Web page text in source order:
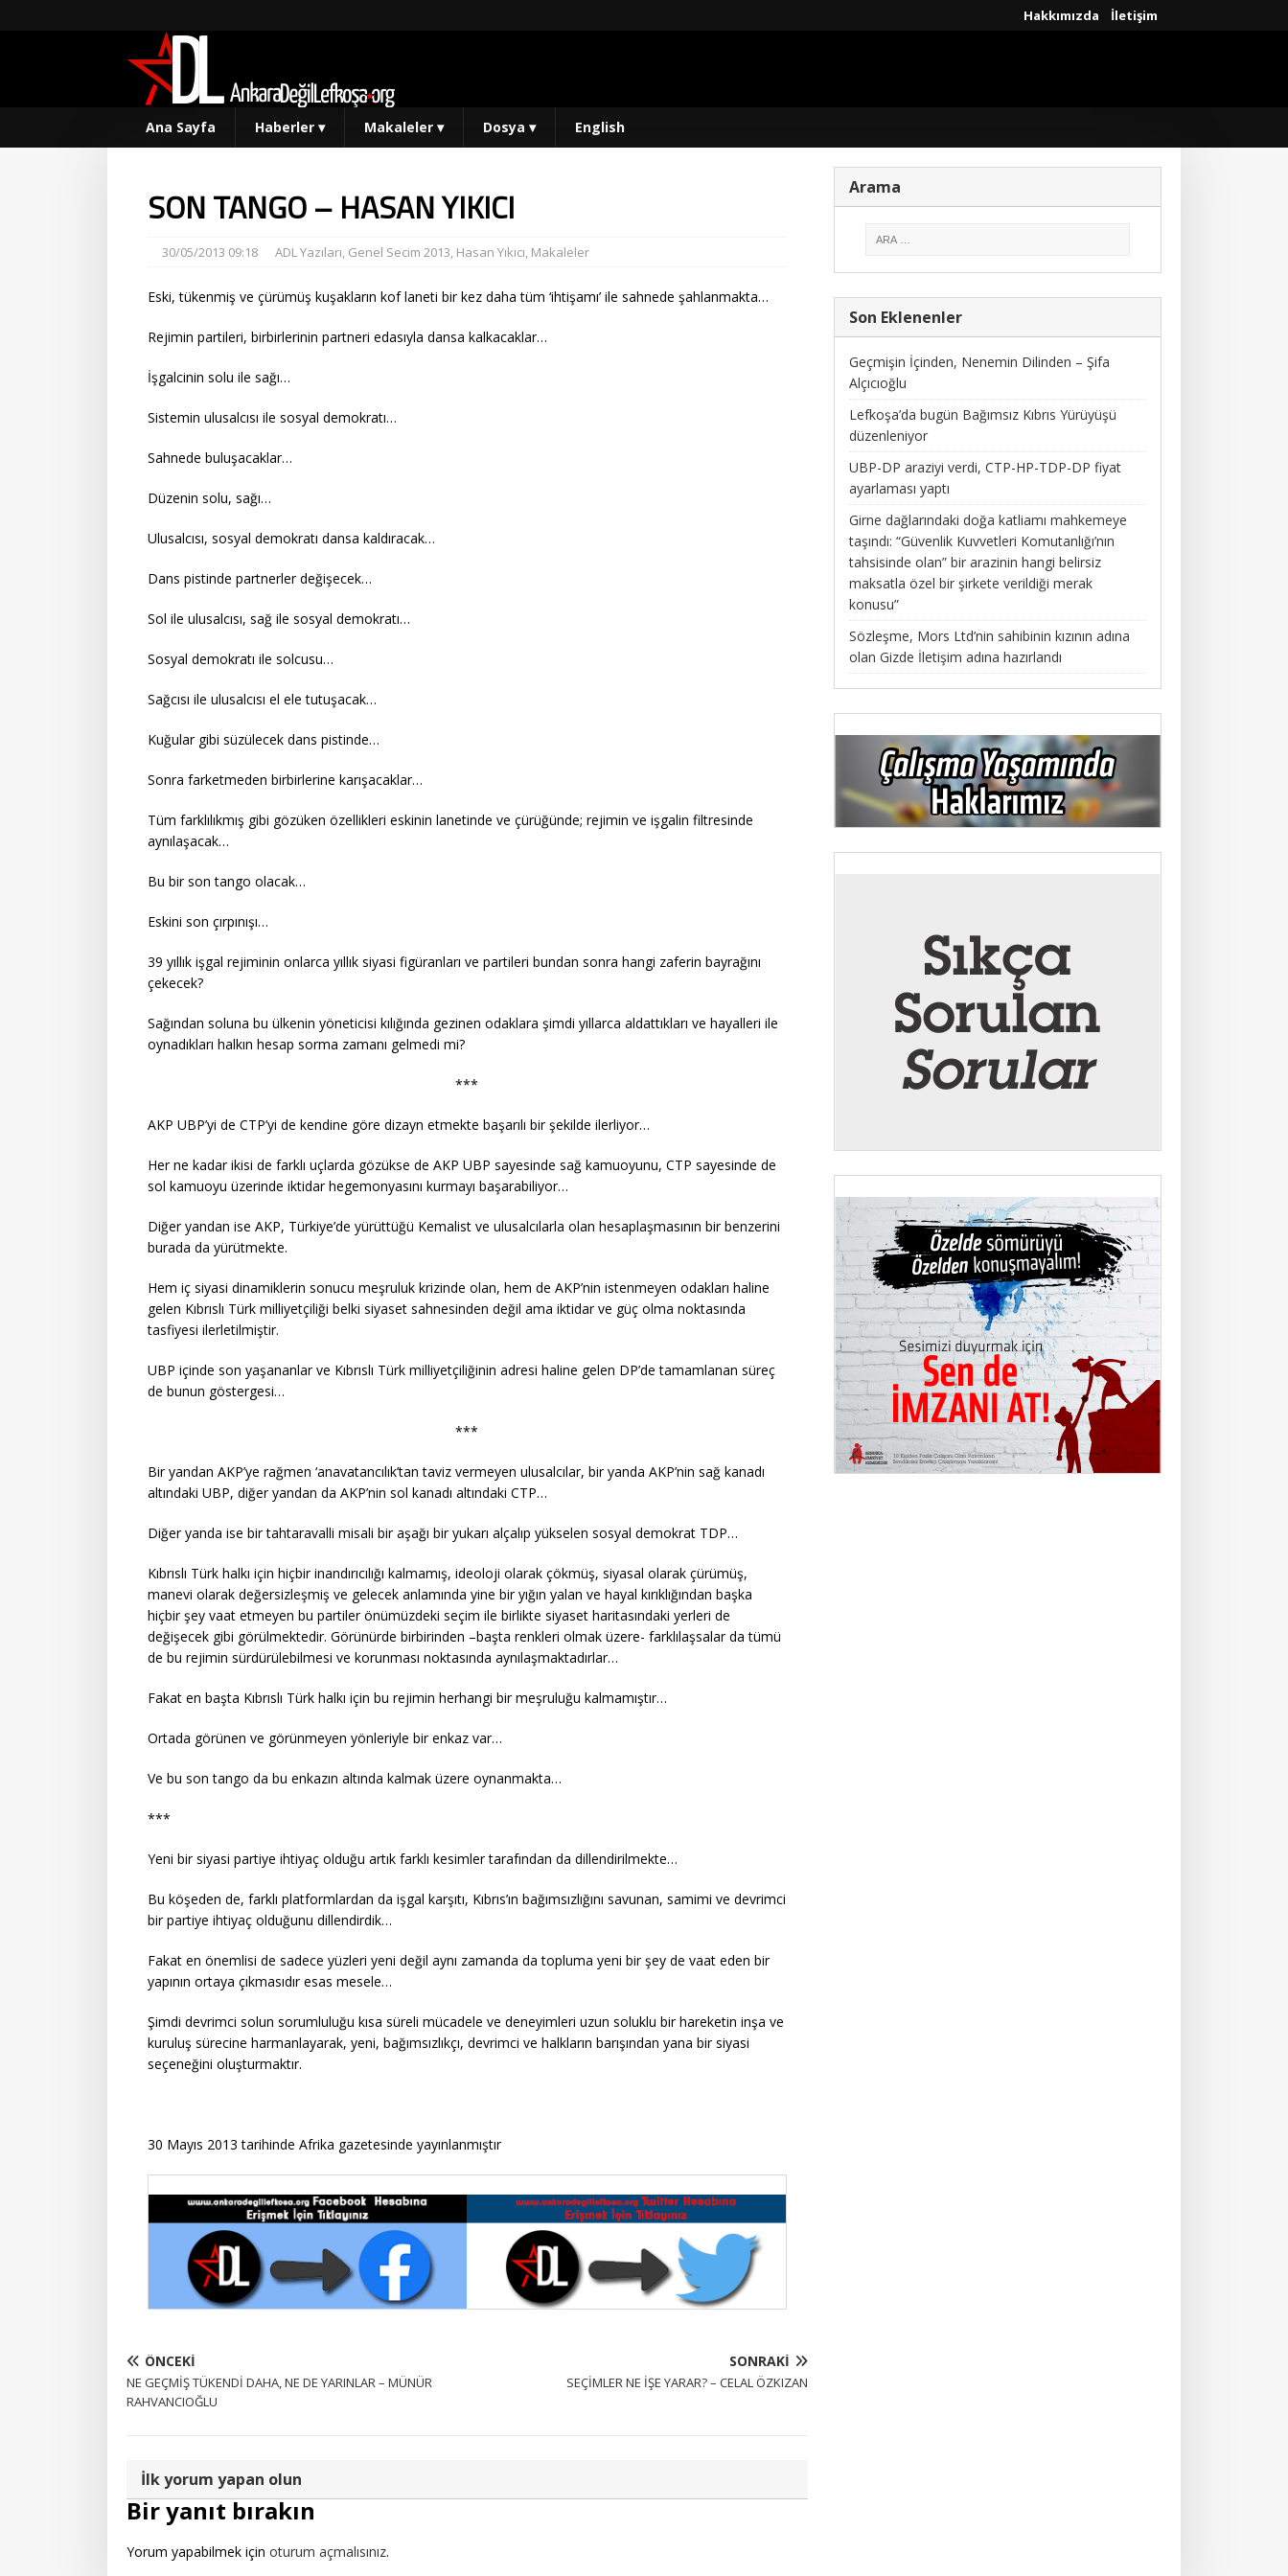
Hakkımızda İletişim
Ana Sayfa Haberler ▾ Makaleler ▾ Dosya ▾ English
SON TANGO – HASAN YIKICI
30/05/2013 09:18 ADL Yazıları, Genel Secim 2013, Hasan Yıkıcı, Makaleler
Eski, tükenmiş ve çürümüş kuşakların kof laneti bir kez daha tüm ‘ihtişamı’ ile sahnede şahlanmakta…
Rejimin partileri, birbirlerinin partneri edasıyla dansa kalkacaklar…
İşgalcinin solu ile sağı…
Sistemin ulusalcısı ile sosyal demokratı…
Sahnede buluşacaklar…
Düzenin solu, sağı…
Ulusalcısı, sosyal demokratı dansa kaldıracak…
Dans pistinde partnerler değişecek…
Sol ile ulusalcısı, sağ ile sosyal demokratı…
Sosyal demokratı ile solcusu…
Sağcısı ile ulusalcısı el ele tutuşacak…
Kuğular gibi süzülecek dans pistinde…
Sonra farketmeden birbirlerine karışacaklar…
Tüm farklılıkmış gibi gözüken özellikleri eskinin lanetinde ve çürüğünde; rejimin ve işgalin filtresinde
aynılaşacak…
Bu bir son tango olacak…
Eskini son çırpınışı…
39 yıllık işgal rejiminin onlarca yıllık siyasi figüranları ve partileri bundan sonra hangi zaferin bayrağını
çekecek?
Sağından soluna bu ülkenin yöneticisi kılığında gezinen odaklara şimdi yıllarca aldattıkları ve hayalleri ile
oynadıkları halkın hesap sorma zamanı gelmedi mi?
***
AKP UBP’yi de CTP’yi de kendine göre dizayn etmekte başarılı bir şekilde ilerliyor…
Her ne kadar ikisi de farklı uçlarda gözükse de AKP UBP sayesinde sağ kamuoyunu, CTP sayesinde de
sol kamuoyu üzerinde iktidar hegemonyasını kurmayı başarabiliyor…
Diğer yandan ise AKP, Türkiye’de yürüttüğü Kemalist ve ulusalcılarla olan hesaplaşmasının bir benzerini
burada da yürütmekte.
Hem iç siyasi dinamiklerin sonucu meşruluk krizinde olan, hem de AKP’nin istenmeyen odakları haline
gelen Kıbrıslı Türk milliyetçiliği belki siyaset sahnesinden değil ama iktidar ve güç olma noktasında
tasfiyesi ilerletilmiştir.
UBP içinde son yaşananlar ve Kıbrıslı Türk milliyetçiliğinin adresi haline gelen DP’de tamamlanan süreç
de bunun göstergesi…
***
Bir yandan AKP’ye rağmen ‘anavatancılık’tan taviz vermeyen ulusalcılar, bir yanda AKP’nin sağ kanadı
altındaki UBP, diğer yandan da AKP’nin sol kanadı altındaki CTP…
Diğer yanda ise bir tahtaravalli misali bir aşağı bir yukarı alçalıp yükselen sosyal demokrat TDP…
Kıbrıslı Türk halkı için hiçbir inandırıcılığı kalmamış, ideoloji olarak çökmüş, siyasal olarak çürümüş,
manevi olarak değersizleşmiş ve gelecek anlamında yine bir yığın yalan ve hayal kırıklığından başka
hiçbir şey vaat etmeyen bu partiler önümüzdeki seçim ile birlikte siyaset haritasındaki yerleri de
değişecek gibi görülmektedir. Görünürde birbirinden –başta renkleri olmak üzere- farklılaşsalar da tümü
de bu rejimin sürdürülebilmesi ve korunması noktasında aynılaşmaktadırlar…
Fakat en başta Kıbrıslı Türk halkı için bu rejimin herhangi bir meşruluğu kalmamıştır…
Ortada görünen ve görünmeyen yönleriyle bir enkaz var…
Ve bu son tango da bu enkazın altında kalmak üzere oynanmakta…
***
Yeni bir siyasi partiye ihtiyaç olduğu artık farklı kesimler tarafından da dillendirilmekte…
Bu köşeden de, farklı platformlardan da işgal karşıtı, Kıbrıs’ın bağımsızlığını savunan, samimi ve devrimci
bir partiye ihtiyaç olduğunu dillendirdik…
Fakat en önemlisi de sadece yüzleri yeni değil aynı zamanda da topluma yeni bir şey de vaat eden bir
yapının ortaya çıkmasıdır esas mesele…
Şimdi devrimci solun sorumluluğu kısa süreli mücadele ve deneyimleri uzun soluklu bir hareketin inşa ve
kuruluş sürecine harmanlayarak, yeni, bağımsızlıkçı, devrimci ve halkların barışından yana bir siyasi
seçeneğini oluşturmaktır.
30 Mayıs 2013 tarihinde Afrika gazetesinde yayınlanmıştır
ÖNCEKI
NE GEÇMİŞ TÜKENDİ DAHA, NE DE YARINLAR – MÜNÜR
RAHVANCIOĞLU
SONRAKI
SEÇİMLER NE İŞE YARAR? – CELAL ÖZKIZAN
İlk yorum yapan olun
Bir yanıt bırakın
Yorum yapabilmek için oturum açmalısınız.
Arama
Son Eklenenler
Geçmişin İçinden, Nenemin Dilinden – Şifa
Alçıcıoğlu
Lefkoşa’da bugün Bağımsız Kıbrıs Yürüyüşü
düzenleniyor
UBP-DP araziyi verdi, CTP-HP-TDP-DP fiyat
ayarlaması yaptı
Girne dağlarındaki doğa katliamı mahkemeye
taşındı: “Güvenlik Kuvvetleri Komutanlığı’nın
tahsisinde olan” bir arazinin hangi belirsiz
maksatla özel bir şirkete verildiği merak
konusu”
Sözleşme, Mors Ltd’nin sahibinin kızının adına
olan Gizde İletişim adına hazırlandı